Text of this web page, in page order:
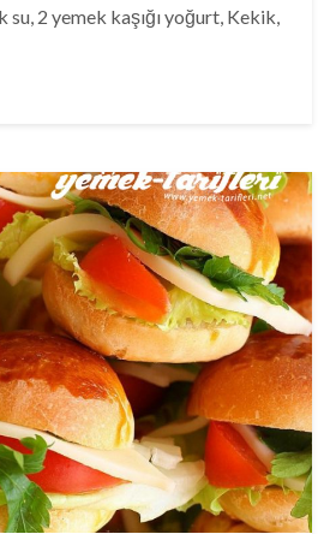
su, 2 yemek kaşığı yoğurt, Kekik,